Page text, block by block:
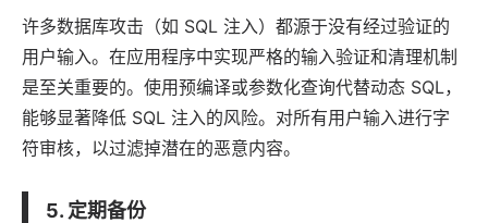
许多数据库攻击（如 SQL 注入）都源于没有经过验证的
用户输入。在应用程序中实现严格的输入验证和清理机制
是至关重要的。使用预编译或参数化查询代替动态 SQL，
能够显著降低 SQL 注入的风险。对所有用户输入进行字
符审核，以过滤掉潜在的恶意内容。
5. 定期备份